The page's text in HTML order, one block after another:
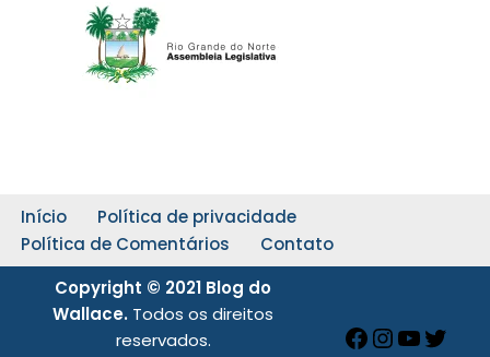
Início
Política de privacidade
Política de Comentários
Contato
Copyright © 2021 Blog do
Wallace. Todos os direitos
reservados.